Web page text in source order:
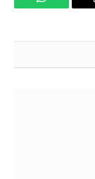
واتساب